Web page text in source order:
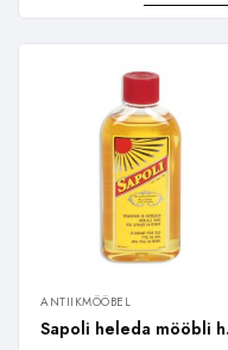
ANTIIKMÖÖBEL